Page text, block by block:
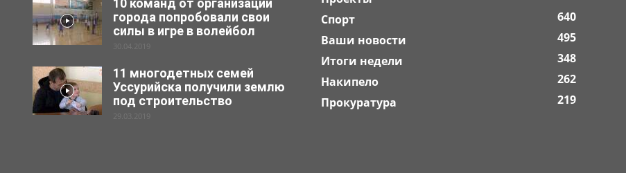
10 команд от организаций
города попробовали свои
силы в игре в волейбол
30.04.2019
11 многодетных семей
Уссурийска получили землю
под строительство
29.03.2019
Спорт
640
Ваши новости
495
Итоги недели
348
Накипело
262
Прокуратура
219